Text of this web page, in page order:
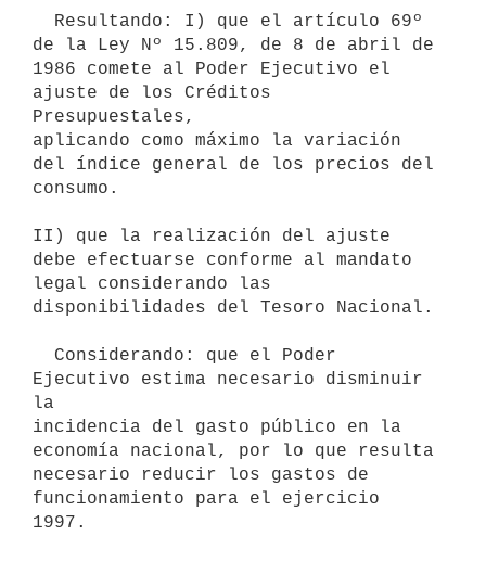
de la Ley Nº 15.809, de 8 de abril de
1986 comete al Poder Ejecutivo el
ajuste de los Créditos
Presupuestales,
aplicando como máximo la variación
del índice general de los precios del
consumo.
II) que la realización del ajuste
debe efectuarse conforme al mandato
legal considerando las
disponibilidades del Tesoro Nacional.
Ejecutivo estima necesario disminuir
la
incidencia del gasto público en la
economía nacional, por lo que resulta
necesario reducir los gastos de
funcionamiento para el ejercicio
1997.